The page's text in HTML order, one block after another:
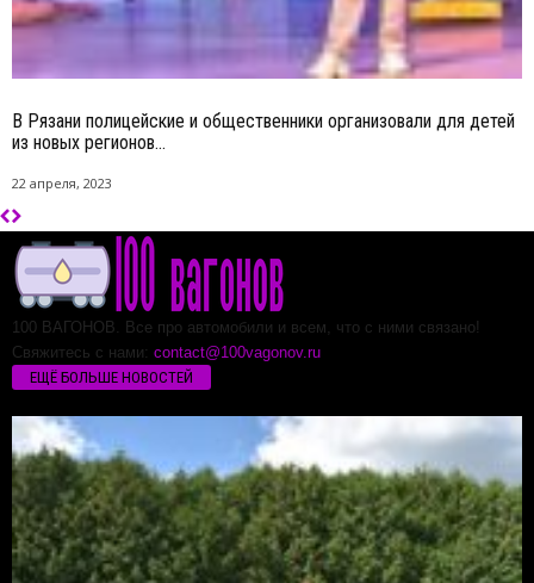
В Рязани полицейские и общественники организовали для детей
из новых регионов...
22 апреля, 2023
100 ВАГОНОВ. Все про автомобили и всем, что с ними связано!
Свяжитесь с нами: contact@100vagonov.ru
ЕЩЁ БОЛЬШЕ НОВОСТЕЙ